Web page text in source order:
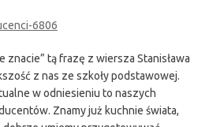
znacie” tą frazę z wiersza Stanisława
z nas ze szkoły podstawowej.
w odniesieniu to naszych
Znamy już kuchnie świata,